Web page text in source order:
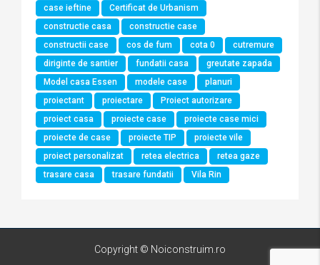
case ieftine
Certificat de Urbanism
constructie casa
constructie case
constructii case
cos de fum cota 0
cutremure
diriginte de santier
fundatii casa
greutate zapada
Model casa Essen
modele case
planuri
proiectant
proiectare
Proiect autorizare
proiect casa
proiecte case
proiecte case mici
proiecte de case
proiecte TIP
proiecte vile
proiect personalizat
retea electrica
retea gaze
trasare casa
trasare fundatii Vila Rin
Copyright © Noiconstruim.ro